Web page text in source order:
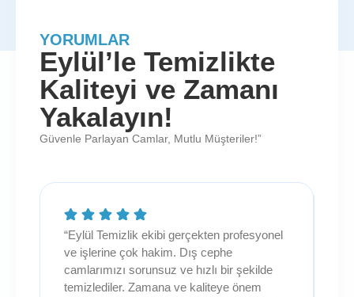
YORUMLAR
Eylül’le Temizlikte
Kaliteyi ve Zamanı
Yakalayın!
Güvenle Parlayan Camlar, Mutlu Müşteriler!”
“Eylül Temizlik ekibi gerçekten profesyonel
ve işlerine çok hakim. Dış cephe
camlarımızı sorunsuz ve hızlı bir şekilde
temizlediler. Zamana ve kaliteye önem